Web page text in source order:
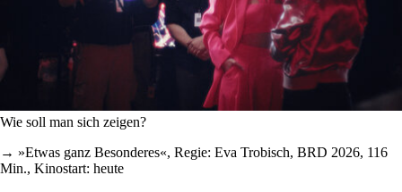
Wie soll man sich zeigen?
→ »Etwas ganz Besonderes«, Regie: Eva Trobisch, BRD 2026, 116
Min., Kinostart: heute